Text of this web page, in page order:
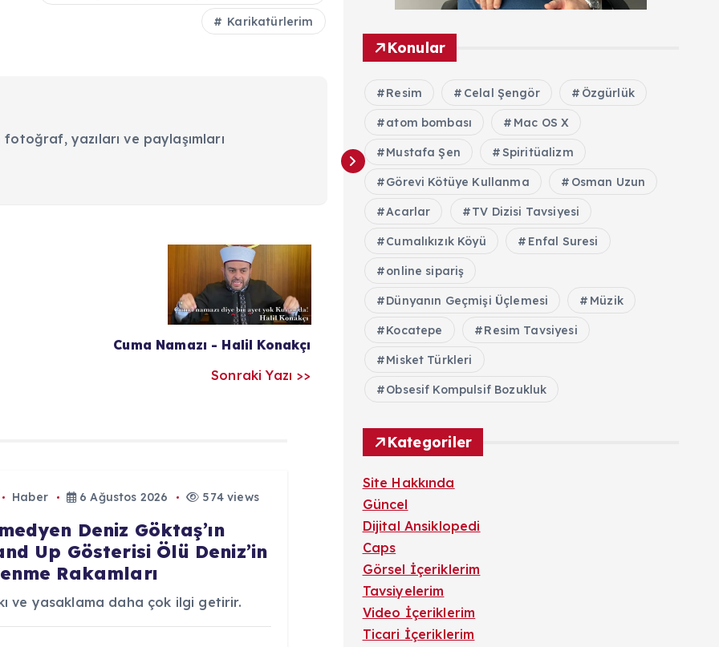
Karikatürlerim
fotoğraf, yazıları ve paylaşımları
Cuma Namazı - Halil Konakçı
Sonraki Yazı >>
Haber 6 Ağustos 2026 574 views
Deniz Göktaş’ın
Up Gösterisi Ölü Deniz’in
Rakamları
ve yasaklama daha çok ilgi getirir.
Konular
Resim Celal Şengör Özgürlük
atom bombası Mac OS X
Mustafa Şen Spiritüalizm
Görevi Kötüye Kullanma Osman Uzun
Acarlar TV Dizisi Tavsiyesi
Cumalıkızık Köyü Enfal Suresi
online sipariş
Dünyanın Geçmişi Üçlemesi Müzik
Kocatepe Resim Tavsiyesi
Misket Türkleri
Obsesif Kompulsif Bozukluk
Kategoriler
Site Hakkında
Güncel
Dijital Ansiklopedi
Caps
Görsel İçeriklerim
Tavsiyelerim
Video İçeriklerim
Ticari İçeriklerim